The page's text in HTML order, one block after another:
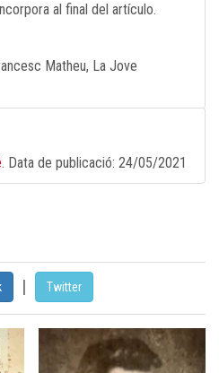
al final del artículo.
Matheu, La Jove
. Data de publicació: 24/05/2021
| Twitter